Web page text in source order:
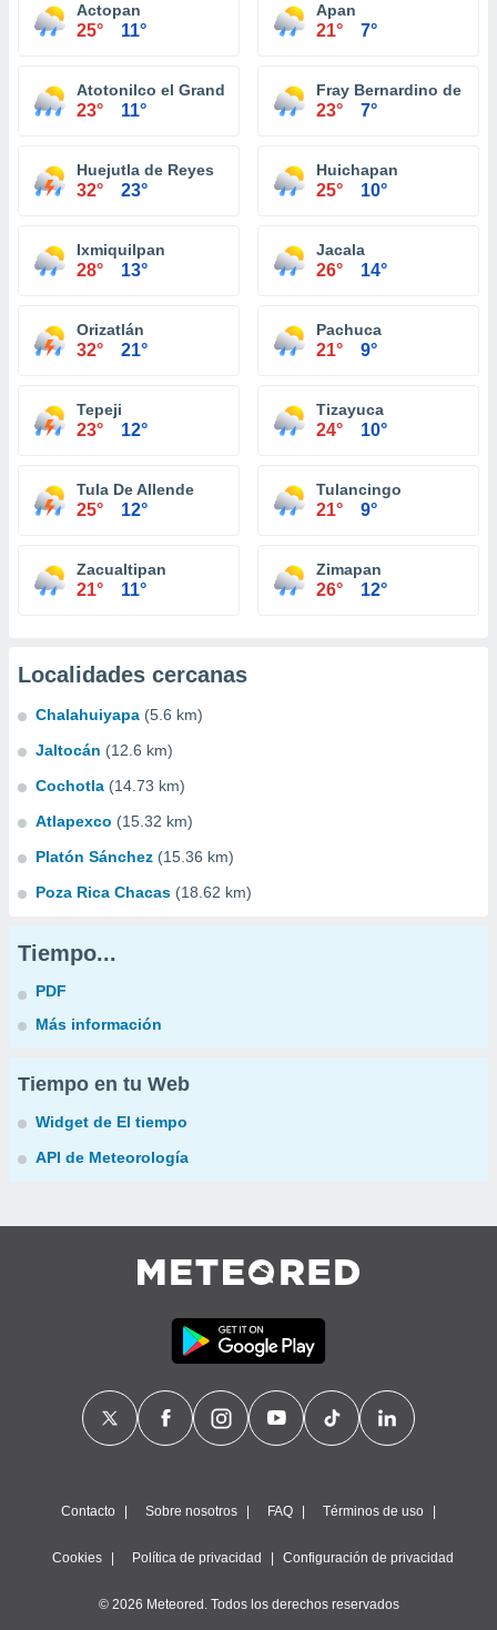
Actopan
25° 11°
Apan
21° 7°
Atotonilco el Grande
23° 11°
Fray Bernardino de
23° 7°
Huejutla de Reyes
32° 23°
Huichapan
25° 10°
Ixmiquilpan
28° 13°
Jacala
26° 14°
Orizatlán
32° 21°
Pachuca
21° 9°
Tepeji
23° 12°
Tizayuca
24° 10°
Tula De Allende
25° 12°
Tulancingo
21° 9°
Zacualtipan
21° 11°
Zimapan
26° 12°
Localidades cercanas
Chalahuiyapa (5.6 km)
Jaltocán (12.6 km)
Cochotla (14.73 km)
Atlapexco (15.32 km)
Platón Sánchez (15.36 km)
Poza Rica Chacas (18.62 km)
Tiempo...
PDF
Más información
Tiempo en tu Web
Widget de El tiempo
API de Meteorología
Contacto Sobre nosotros FAQ Términos de uso
Cookies Política de privacidad Configuración de privacidad
© 2026 Meteored. Todos los derechos reservados